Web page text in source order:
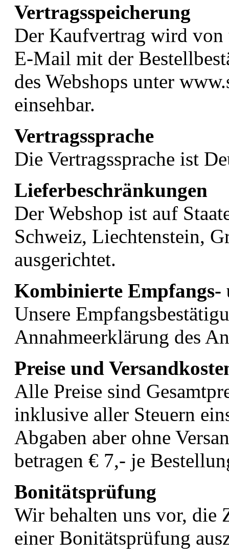
Vertragsspeicherung
Der Kaufvertrag wird von
E-Mail mit der
des Webshops unter
einsehbar.
Vertragssprache
Die Vertragssprache ist
Lieferbeschränkungen
Der Webshop ist auf
Schweiz, Liechtenstein,
ausgerichtet.
Kombinierte
Unsere
Annahmeerklärung des
Preise und
Alle Preise sind
inklusive aller Steuern
Abgaben aber ohne
betragen € 7,- je
Bonitätsprüfung
Wir behalten uns vor, die
einer Bonitätsprüfung